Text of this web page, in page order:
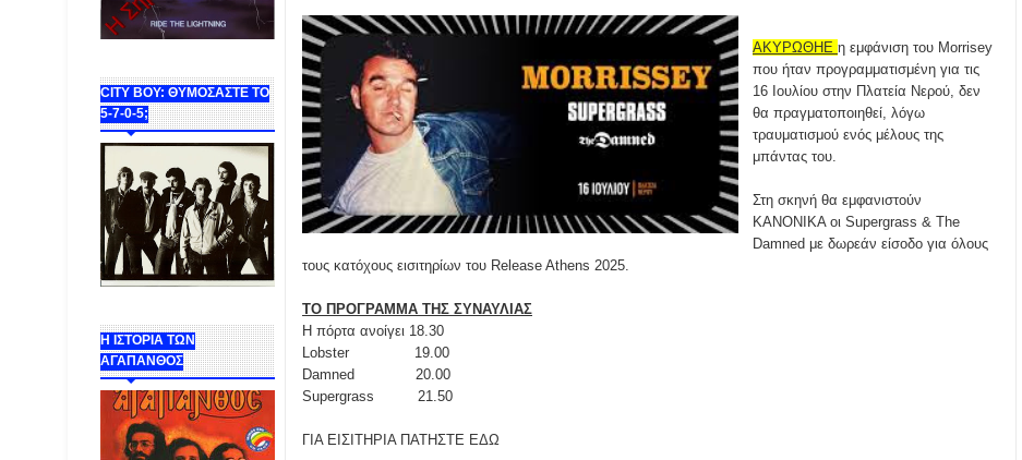
CITY BOY: ΘΥΜΟΣΑΣΤΕ ΤΟ
5-7-0-5;
Η ΙΣΤΟΡΙΑ ΤΩΝ
ΑΓΑΠΑΝΘΟΣ
ΑΚΥΡΩΘΗΕ η εμφάνιση του Morrisey
που ήταν προγραμματισμένη για τις
16 Ιουλίου στην Πλατεία Νερού, δεν
θα πραγματοποιηθεί, λόγω
τραυματισμού ενός μέλους της
μπάντας του.
Στη σκηνή θα εμφανιστούν
ΚΑΝΟΝΙΚΑ οι Supergrass & The
Damned με δωρεάν είσοδο για όλους
τους κατόχους εισιτηρίων του Release Athens 2025.
ΤΟ ΠΡΟΓΡΑΜΜΑ ΤΗΣ ΣΥΝΑΥΛΙΑΣ
Η πόρτα ανοίγει 18.30
Lobster
19.00
Damned
20.00
Supergrass
21.50
ΓΙΑ ΕΙΣΙΤΗΡΙΑ ΠΑΤΗΣΤΕ ΕΔΩ